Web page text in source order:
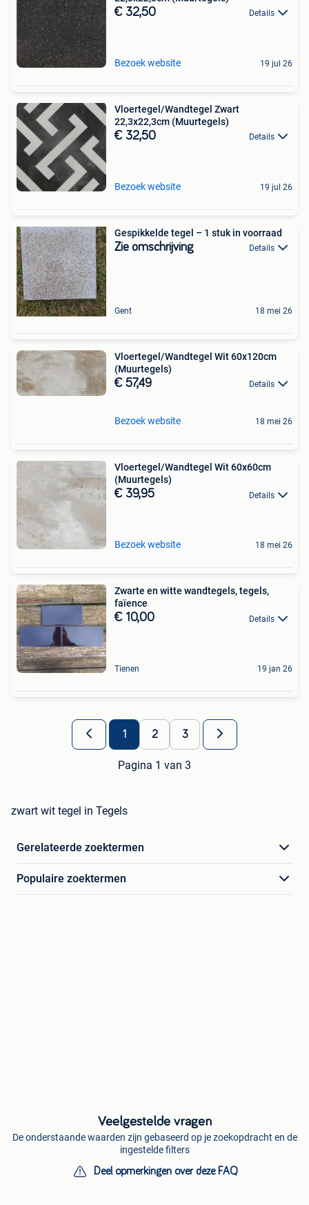
€ 32,50 Details
Bezoek website 19 jul 26
Vloertegel/Wandtegel Zwart
22,3x22,3cm (Muurtegels)
€ 32,50 Details
Bezoek website 19 jul 26
Gespikkelde tegel – 1 stuk in voorraad
Zie omschrijving Details
Gent 18 mei 26
Vloertegel/Wandtegel Wit 60x120cm
(Muurtegels)
€ 57,49 Details
Bezoek website 18 mei 26
Vloertegel/Wandtegel Wit 60x60cm
(Muurtegels)
€ 39,95 Details
Bezoek website 18 mei 26
Zwarte en witte wandtegels, tegels,
faïence
€ 10,00 Details
Tienen 19 jan 26
1 2 3
Pagina 1 van 3
zwart wit tegel in Tegels
Gerelateerde zoektermen
Populaire zoektermen
Veelgestelde vragen
De onderstaande waarden zijn gebaseerd op je zoekopdracht en de
ingestelde filters
Deel opmerkingen over deze FAQ